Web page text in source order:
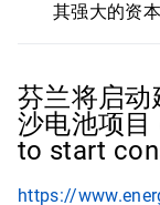
其强大的资
芬兰将启动
沙电池项目
to start
https://